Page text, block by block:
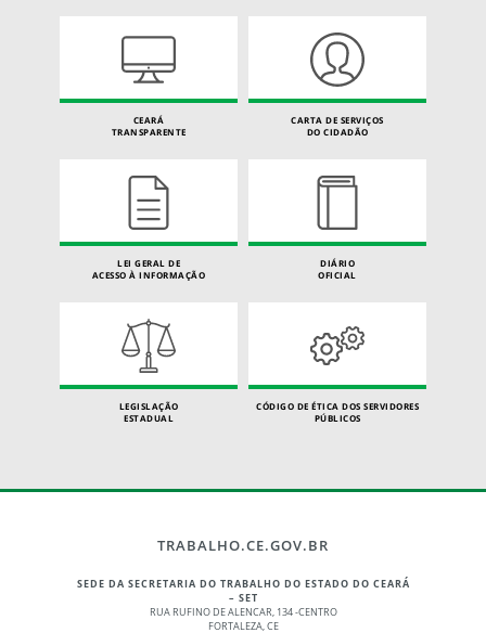
CEARÁ
TRANSPARENTE
CARTA DE SERVIÇOS
DO CIDADÃO
LEI GERAL DE
ACESSO À INFORMAÇÃO
DIÁRIO
OFICIAL
LEGISLAÇÃO
ESTADUAL
CÓDIGO DE ÉTICA DOS SERVIDORES
PÚBLICOS
TRABALHO.CE.GOV.BR
SEDE DA SECRETARIA DO TRABALHO DO ESTADO DO CEARÁ
– SET
RUA RUFINO DE ALENCAR, 134 -CENTRO
FORTALEZA, CE